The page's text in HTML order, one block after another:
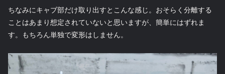
ちなみにキャブ部だけ取り出すとこんな感じ。おそらく分離する
ことはあまり想定されていないと思いますが、簡単にはずれま
す。もちろん単独で変形はしません。